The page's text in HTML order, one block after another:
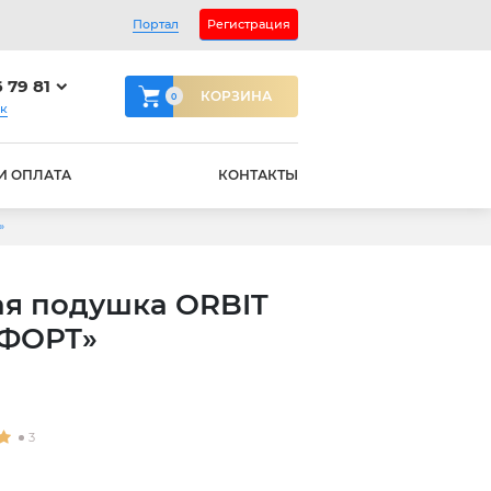
Портал Регистрация
79 81
0 КОРЗИНА
ОПЛАТА КОНТАКТЫ
подушка ORBIT
3